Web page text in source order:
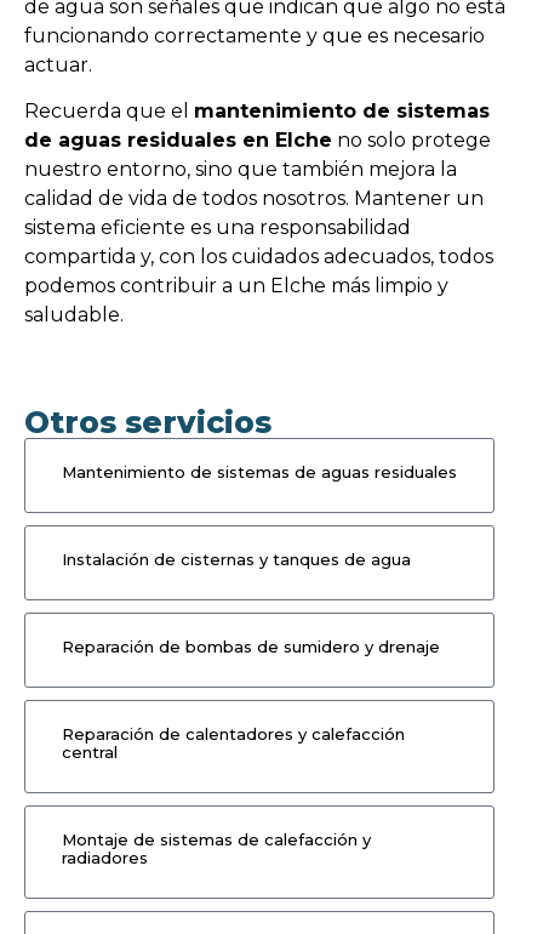
de agua son señales que indican que algo no está
funcionando correctamente y que es necesario
actuar.
Recuerda que el mantenimiento de sistemas
de aguas residuales en Elche no solo protege
nuestro entorno, sino que también mejora la
calidad de vida de todos nosotros. Mantener un
sistema eficiente es una responsabilidad
compartida y, con los cuidados adecuados, todos
podemos contribuir a un Elche más limpio y
saludable.
Otros servicios
Mantenimiento de sistemas de aguas residuales
Instalación de cisternas y tanques de agua
Reparación de bombas de sumidero y drenaje
Reparación de calentadores y calefacción
central
Montaje de sistemas de calefacción y
radiadores